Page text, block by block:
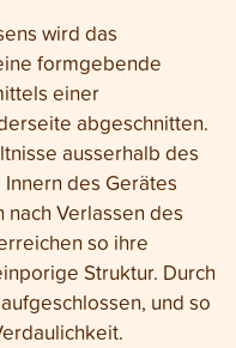
wird das
formgebende
einer
abgeschnitten.
ausserhalb des
des Gerätes
Verlassen des
so ihre
Struktur. Durch
und so